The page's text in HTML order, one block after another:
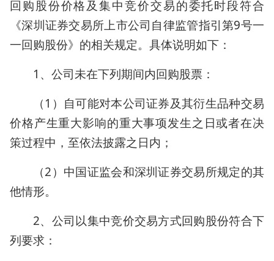
回购股份价格及集中竞价交易的委托时段符合
《深圳证券交易所上市公司自律监管指引第9号一
一回购股份》的相关规定。具体说明如下：
1、公司未在下列期间内回购股票：
（1）自可能对本公司证券及其衍生品种交易
价格产生重大影响的重大事项发生之日或者在决
策过程中，至依法披露之日内；
（2）中国证监会和深圳证券交易所规定的其
他情形。
2、公司以集中竞价交易方式回购股份符合下
列要求：